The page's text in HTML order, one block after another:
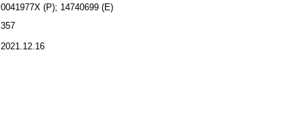
0041977X (P); 14740699 (E)
357
2021.12.16